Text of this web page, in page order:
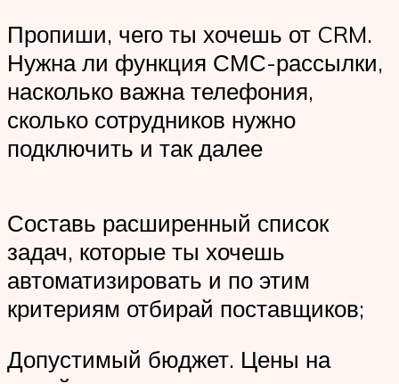
Пропиши, чего ты хочешь от CRM.
Нужна ли функция СМС-рассылки,
насколько важна телефония,
сколько сотрудников нужно
подключить и так далее
Составь расширенный список
задач, которые ты хочешь
автоматизировать и по этим
критериям отбирай поставщиков;
Допустимый бюджет. Цены на